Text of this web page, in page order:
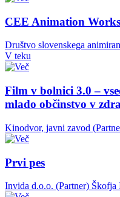
CEE Animation
Društvo slovenskega
V teku
Film v bolnici 3.0 –
mlado občinstvo v
Kinodvor, javni zavod
Prvi pes
Invida d.o.o. (Partner) Škofja